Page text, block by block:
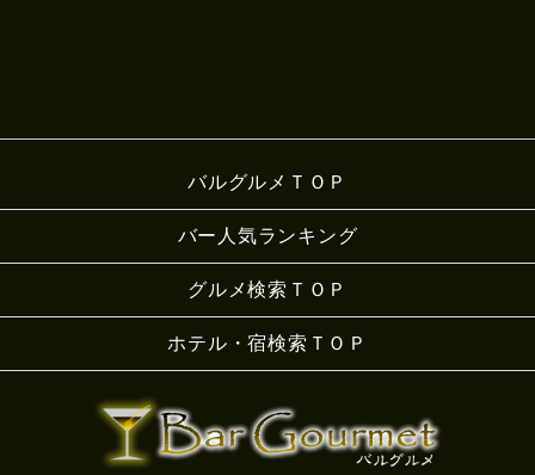
バルグルメＴＯＰ
バー人気ランキング
グルメ検索ＴＯＰ
ホテル・宿検索ＴＯＰ